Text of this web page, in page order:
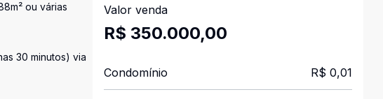
ou várias
30 minutos) via
Valor venda
R$ 350.000,00
Condomínio R$ 0,01